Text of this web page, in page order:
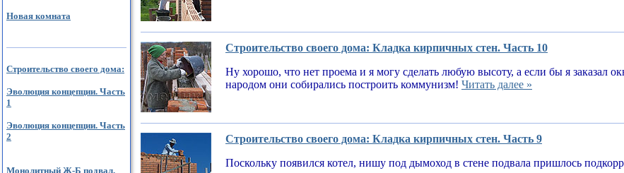
Новая комната
Строительство своего дома:
Эволюция концепции. Часть
1
Эволюция концепции. Часть
2
Монолитный Ж-Б подвал.
Строительство своего дома: Кладка кирпичных стен. Часть 10
Ну хорошо, что нет проема и я могу сделать любую высоту, а если бы я заказал
народом они собирались построить коммунизм! Читать далее »
Строительство своего дома: Кладка кирпичных стен. Часть 9
Поскольку появился котел, нишу под дымоход в стене подвала пришлось